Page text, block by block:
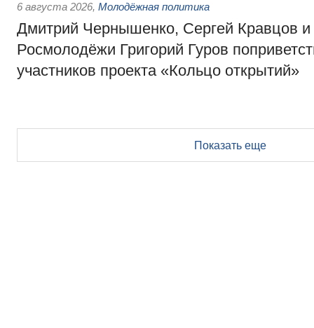
6 августа 2026, Молодёжная политика
Дмитрий Чернышенко, Сергей Кравцов и
Росмолодёжи Григорий Гуров
участников проекта «Кольцо открытий»
Показать еще